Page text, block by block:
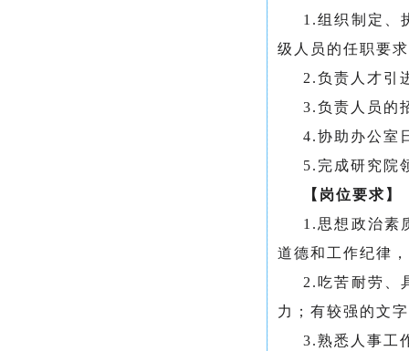
1.组织制定、
级人员的任职要
2.负责人才引
3.负责人员的
4.协助办公室
5.完成研究院
【岗位要求】
1.思想政治素
道德和工作纪律
2.吃苦耐劳、
力；有较强的文
3.熟悉人事工